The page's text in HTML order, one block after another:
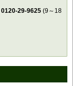
0120-29-9625 (9～18